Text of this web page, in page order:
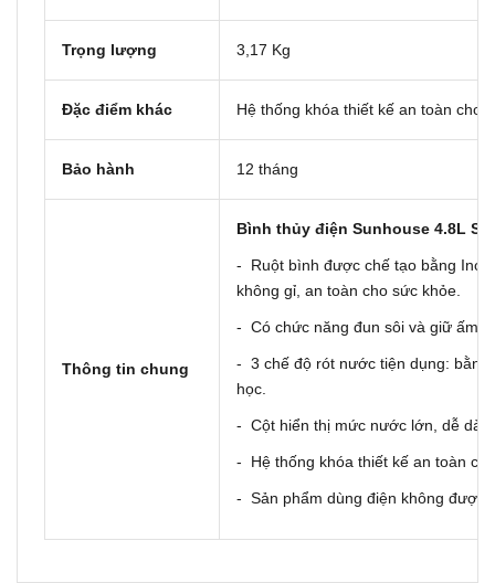
Trọng lượng 3,17 Kg
Đặc điểm khác Hệ thống khóa thiết kế an toàn cho
Bảo hành 12 tháng
Thông tin chung
Bình thủy điện Sunhouse 4.8L
- Ruột bình được chế tạo bằng Inox
không gỉ, an toàn cho sức khỏe.
- Có chức năng đun sôi và giữ ấm.
- 3 chế độ rót nước tiện dụng: bằng
học.
- Cột hiển thị mức nước lớn, dễ
- Hệ thống khóa thiết kế an toàn
- Sản phẩm dùng điện không được